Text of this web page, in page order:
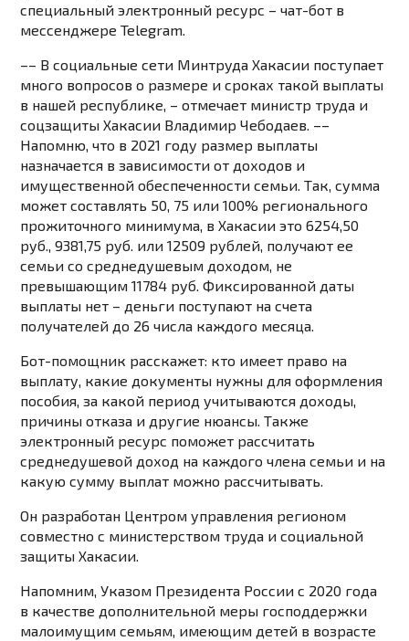
специальный электронный ресурс – чат-бот в
мессенджере Telegram.
–– В социальные сети Минтруда Хакасии поступает
много вопросов о размере и сроках такой выплаты
в нашей республике, – отмечает министр труда и
соцзащиты Хакасии Владимир Чебодаев. ––
Напомню, что в 2021 году размер выплаты
назначается в зависимости от доходов и
имущественной обеспеченности семьи. Так, сумма
может составлять 50, 75 или 100% регионального
прожиточного минимума, в Хакасии это 6254,50
руб., 9381,75 руб. или 12509 рублей, получают ее
семьи со среднедушевым доходом, не
превышающим 11784 руб. Фиксированной даты
выплаты нет – деньги поступают на счета
получателей до 26 числа каждого месяца.
Бот-помощник расскажет: кто имеет право на
выплату, какие документы нужны для оформления
пособия, за какой период учитываются доходы,
причины отказа и другие нюансы. Также
электронный ресурс поможет рассчитать
среднедушевой доход на каждого члена семьи и на
какую сумму выплат можно рассчитывать.
Он разработан Центром управления регионом
совместно с министерством труда и социальной
защиты Хакасии.
Напомним, Указом Президента России с 2020 года
в качестве дополнительной меры господдержки
малоимущим семьям, имеющим детей в возрасте